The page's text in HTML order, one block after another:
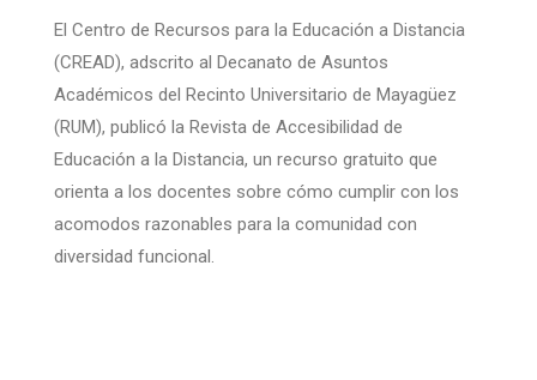
El Centro de Recursos para la Educación a Distancia
(CREAD), adscrito al Decanato de Asuntos
Académicos del Recinto Universitario de Mayagüez
(RUM), publicó la Revista de Accesibilidad de
Educación a la Distancia, un recurso gratuito que
orienta a los docentes sobre cómo cumplir con los
acomodos razonables para la comunidad con
diversidad funcional.